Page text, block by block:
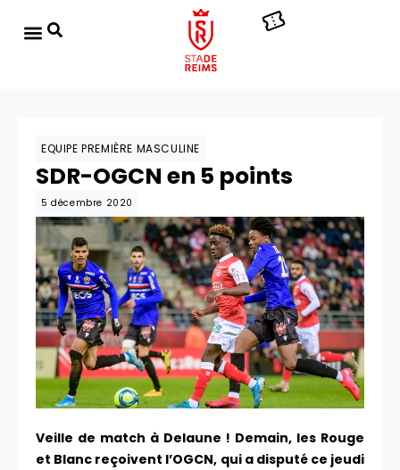
EQUIPE PREMIÈRE MASCULINE
SDR-OGCN en 5 points
5 décembre 2020
Veille de match à Delaune ! Demain, les Rouge
et Blanc reçoivent l’OGCN, qui a disputé ce jeudi